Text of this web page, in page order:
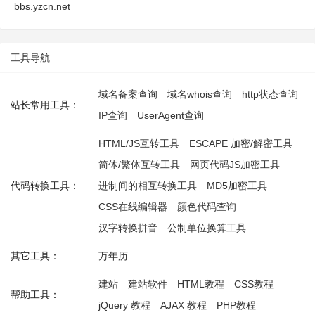
bbs.yzcn.net
工具导航
站长常用工具：
域名备案查询 域名whois查询
http状态查询
IP查询
UserAgent查询
代码转换工具：
HTML/JS互转工具
ESCAPE 加密/解密工具
简体/繁体互转工具
网页代码JS加密工具
进制间的相互转换工具
MD5加密工具
CSS在线编辑器
颜色代码查询
汉字转换拼音
公制单位换算工具
其它工具： 万年历
帮助工具：
建站 建站软件 HTML教程
CSS教程
jQuery 教程
AJAX 教程 PHP教程